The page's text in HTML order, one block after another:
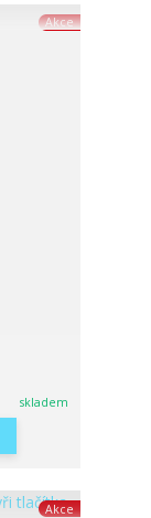
Akce
skladem
Akce